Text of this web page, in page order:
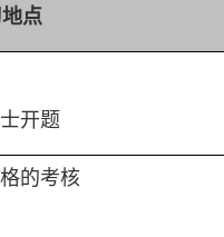
点
开题
的考核